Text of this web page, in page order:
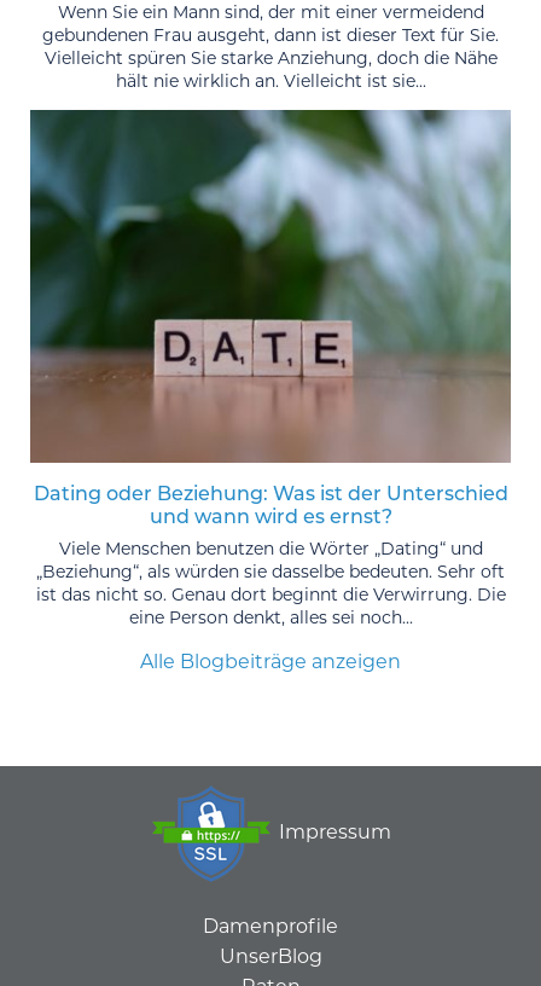
Wenn Sie ein Mann sind, der mit einer vermeidend
gebundenen Frau ausgeht, dann ist dieser Text für Sie.
Vielleicht spüren Sie starke Anziehung, doch die Nähe
hält nie wirklich an. Vielleicht ist sie...
Dating oder Beziehung: Was ist der Unterschied
und wann wird es ernst?
Viele Menschen benutzen die Wörter „Dating“ und
„Beziehung“, als würden sie dasselbe bedeuten. Sehr oft
ist das nicht so. Genau dort beginnt die Verwirrung. Die
eine Person denkt, alles sei noch...
Alle Blogbeiträge anzeigen
Impressum
Damenprofile
UnserBlog